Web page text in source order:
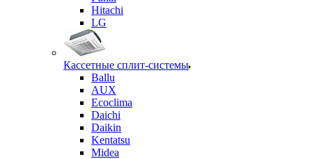
Hitachi
LG
Кассетные сплит-системы
Ballu
AUX
Ecoclima
Daichi
Daikin
Kentatsu
Midea